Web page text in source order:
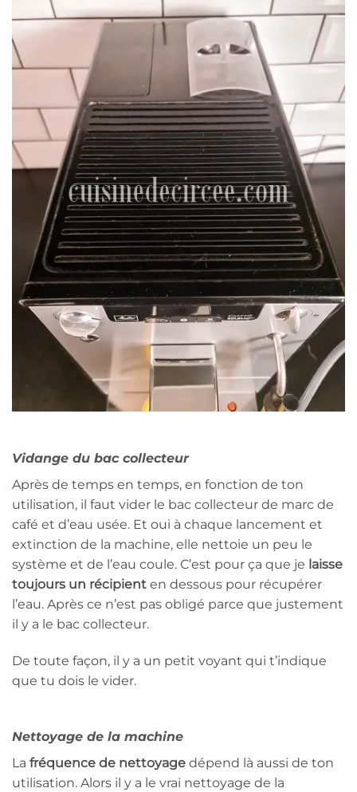
Vidange du bac collecteur
Après de temps en temps, en fonction de ton
utilisation, il faut vider le bac collecteur de marc de
café et d’eau usée. Et oui à chaque lancement et
extinction de la machine, elle nettoie un peu le
système et de l’eau coule. C’est pour ça que je laisse
toujours un récipient en dessous pour récupérer
l’eau. Après ce n’est pas obligé parce que justement
il y a le bac collecteur.
De toute façon, il y a un petit voyant qui t’indique
que tu dois le vider.
Nettoyage de la machine
La fréquence de nettoyage dépend là aussi de ton
utilisation. Alors il y a le vrai nettoyage de la